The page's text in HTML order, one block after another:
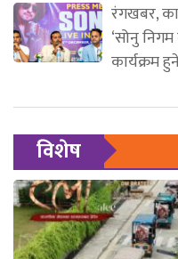
रंगखबर,
‘सोनु
कार्यक्रम
विशेष